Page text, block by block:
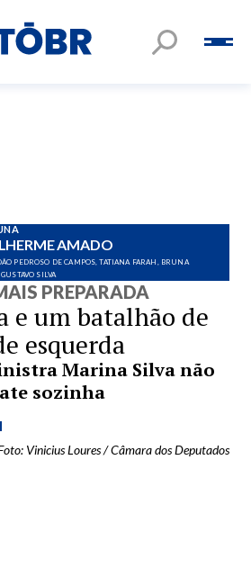
AMADO
PEDROSO DE CAMPOS, TATIANA FARAH, BRUNA
SILVA
PREPARADA
e um batalhão de
esquerda
Marina Silva não
sozinha
Vinicius Loures / Câmara dos Deputados